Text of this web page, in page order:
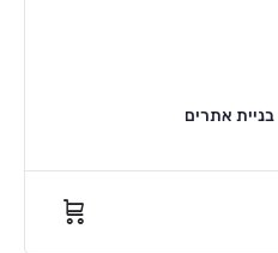
בניית אתרים